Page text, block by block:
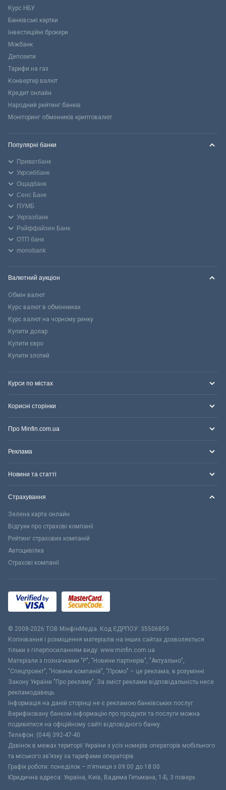
Курс НБУ
Банківські картки
Інвестиційні брокери
Міжбанк
Депозити
Тарифи на газ
Конвертер валют
Кредит онлайн
Народний рейтинг банків
Моніторинг обмінників криптовалют
Популярні банки
Приватбанк
Укрсиббанк
Ощадбанк
Сенс Банк
ПУМБ
Укргазбанк
Райффайзен Банк
ОТП банк
monobank
Валютний аукціон
Обмін валют
Курс валют в обмінниках
Курс валют на чорному ринку
Купити долар
Купити євро
Купити злотий
Курси по містах
Корисні сторінки
Про Minfin.com.ua
Реклама
Новини та статті
Страхування
Зелена карта онлайн
Відгуки про страхові компанії
Рейтинг страхових компаній
Автоцивілка
Страхові компанії
© 2008-2026 ТОВ МiнфiнМедiа. Код ЄДРПОУ: 35506859
Копіювання і розміщення матеріалів на інших сайтах дозволяється
тільки з гіперпосиланням виду: www.minfin.com.ua
Матеріали з позначками "Р", "Новини партнерів", "Актуально",
"Спецпроект", "Новини компаній", "Промо" – це реклама, в розумінні
Закону України "Про рекламу". За зміст реклами відповідальність несе
рекламодавець.
Інформація на даній сторінці не є рекламою банківських послуг.
Верифіковану банком інформацію про продукти та послуги можна
подивитися на офіційному сайті відповідного банку.
Телефон: (044) 392-47-40
Дзвінок в межах території України з усіх номерів операторів мобільного
та міського зв’язку за тарифами операторів
Графік роботи: понеділок – п’ятниця з 09:00 до 18:00
Юридична адреса: Україна, Київ, Вадима Гетьмана, 1-Б, 3 поверх